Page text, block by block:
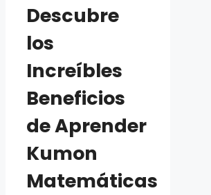
Descubre
los
Increíbles
Beneficios
de Aprender
Kumon
Matemáticas